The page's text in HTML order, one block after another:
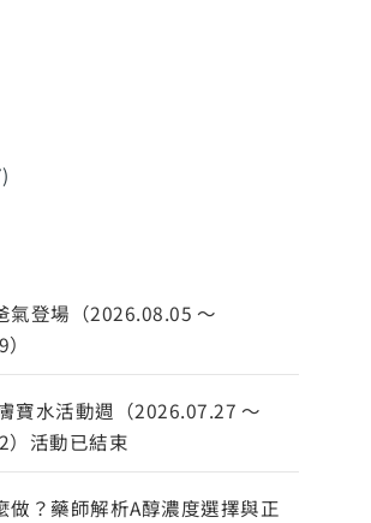
氣登場（2026.08.05 ～
寶水活動週（2026.07.27 ～
）活動已結束
做？藥師解析A醇濃度選擇與正